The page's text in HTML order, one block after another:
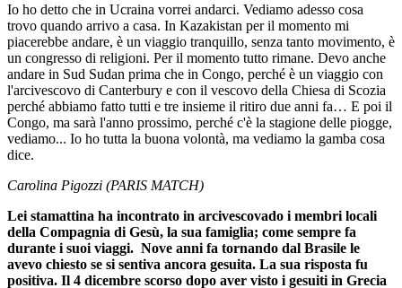
Io ho detto che in Ucraina vorrei andarci. Vediamo adesso cosa
trovo quando arrivo a casa. In Kazakistan per il momento mi
piacerebbe andare, è un viaggio tranquillo, senza tanto movimento, è
un congresso di religioni. Per il momento tutto rimane. Devo anche
andare in Sud Sudan prima che in Congo, perché è un viaggio con
l'arcivescovo di Canterbury e con il vescovo della Chiesa di Scozia
perché abbiamo fatto tutti e tre insieme il ritiro due anni fa… E poi il
Congo, ma sarà l'anno prossimo, perché c'è la stagione delle piogge,
vediamo... Io ho tutta la buona volontà, ma vediamo la gamba cosa
dice.
Carolina Pigozzi (PARIS MATCH)
Lei stamattina ha incontrato in arcivescovado i membri locali
della Compagnia di Gesù, la sua famiglia; come sempre fa
durante i suoi viaggi. Nove anni fa tornando dal Brasile le
avevo chiesto se si sentiva ancora gesuita. La sua risposta fu
positiva. Il 4 dicembre scorso dopo aver visto i gesuiti in Grecia